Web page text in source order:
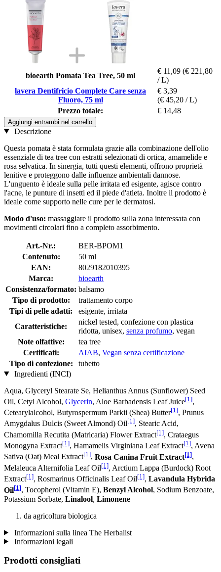
bioearth Pomata Tea Tree, 50 ml
€ 11,09 (€ 221,80
/ L)
lavera Dentifricio Complete Care senza
Fluoro, 75 ml
€ 3,39
(€ 45,20 / L)
Prezzo totale:
€ 14,48
Aggiungi entrambi nel carrello
Descrizione
Questa pomata è stata formulata grazie alla combinazione dell'olio
essenziale di tea tree con estratti selezionati di ortica, amamelide e
rosa selvatica. In sinergia, tutti questi elementi, offrono proprietà
lenitive e proteggono dalle influenze ambientali dannose.
L'unguento è ideale sulla pelle irritata ed esigente, agisce contro
l'acne, le punture di insetti ed il piede d'atleta. Inoltre il prodotto è
ideale come supporto nelle cure per le dermatosi.
Modo d'uso: massaggiare il prodotto sulla zona interessata con
movimenti circolari fino a completo assorbimento.
Art.-Nr.:
BER-BPOM1
Contenuto:
50 ml
EAN:
8029182010395
Marca:
bioearth
Consistenza/formato: balsamo
Tipo di prodotto:
trattamento corpo
Tipi di pelle adatti:
esigente, irritata
Caratteristiche:
nickel tested, confezione con plastica
ridotta, unisex, senza profumo, vegan
Note olfattive:
tea tree
Certificati:
AIAB, Vegan senza certificazione
Tipo di confezione:
tubetto
Ingredienti (INCI)
Aqua, Glyceryl Stearate Se, Helianthus Annus (Sunflower) Seed
Oil, Cetyl Alcohol, Glycerin, Aloe Barbadensis Leaf Juice[1],
Cetearylalcohol, Butyrospermum Parkii (Shea) Butter[1], Prunus
Amygdalus Dulcis (Sweet Almond) Oil[1], Stearic Acid,
Chamomilla Recutita (Matricaria) Flower Extract[1], Crataegus
Monogyna Extract[1], Hamamelis Virginiana Leaf Extract[1], Avena
Sativa (Oat) Meal Extract[1], Rosa Canina Fruit Extract[1],
Melaleuca Alternifolia Leaf Oil[1], Arctium Lappa (Burdock) Root
Extract[1], Rosmarinus Officinalis Leaf Oil[1], Lavandula Hybrida
Oil[1], Tocopherol (Vitamin E), Benzyl Alcohol, Sodium Benzoate,
Potassium Sorbate, Linalool, Limonene
da agricoltura biologica
Informazioni sulla linea The Herbalist
Informazioni legali
Prodotti consigliati